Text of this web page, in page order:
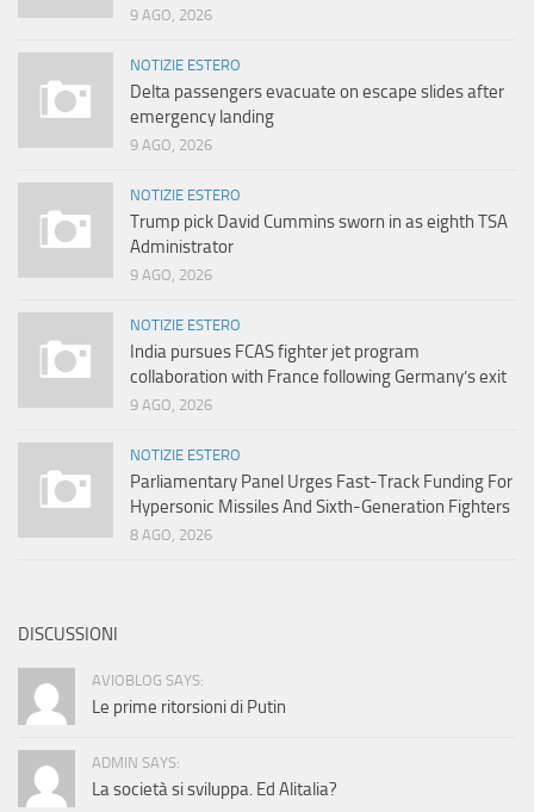
9 AGO, 2026
NOTIZIE ESTERO
Delta passengers evacuate on escape slides after
emergency landing
9 AGO, 2026
NOTIZIE ESTERO
Trump pick David Cummins sworn in as eighth TSA
Administrator
9 AGO, 2026
NOTIZIE ESTERO
India pursues FCAS fighter jet program
collaboration with France following Germany’s exit
9 AGO, 2026
NOTIZIE ESTERO
Parliamentary Panel Urges Fast-Track Funding For
Hypersonic Missiles And Sixth-Generation Fighters
8 AGO, 2026
DISCUSSIONI
AVIOBLOG SAYS:
Le prime ritorsioni di Putin
ADMIN SAYS:
La società si sviluppa. Ed Alitalia?